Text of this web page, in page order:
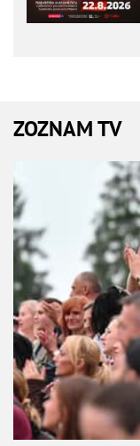
ZOZNAM TV